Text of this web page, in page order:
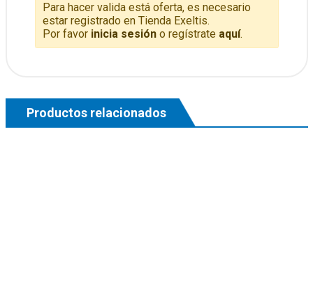
Para hacer valida está oferta, es necesario
estar registrado en Tienda Exeltis.
Por favor inicia sesióno regístrate aquí.
Productos relacionados